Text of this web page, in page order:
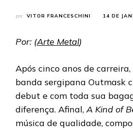
por VITOR FRANCESCHINI 14 DE
Por: (Arte Metal)
Após cinco anos de
banda sergipana Outmask
debut e com toda sua
diferença. Afinal,A Kind of
música de qualidade,